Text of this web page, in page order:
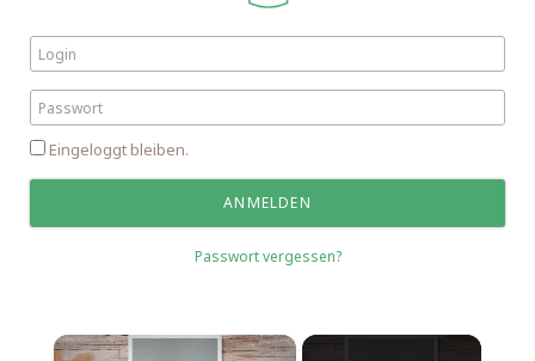
Eingeloggt bleiben.
Passwort vergessen?